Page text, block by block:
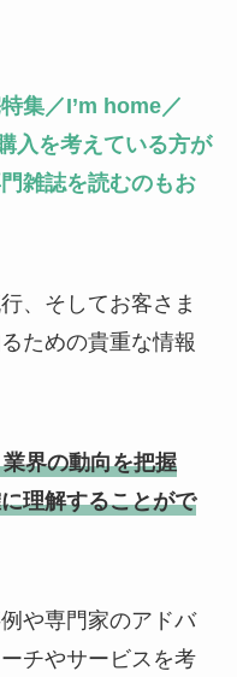
集／I’m home／
入を考えている方が
雑誌を読むのもお
、そしてお客さま
ための貴重な情報
界の動向を把握
理解することがで
や専門家のアドバ
チやサービスを考